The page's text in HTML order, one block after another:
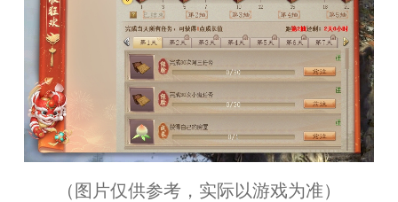
（图片仅供参考，实际以游戏为准）